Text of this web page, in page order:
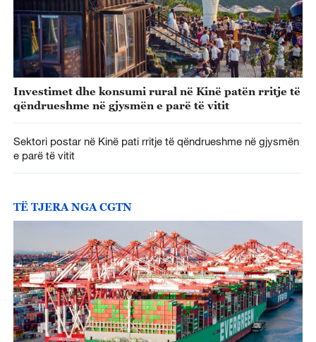
Investimet dhe konsumi rural në Kinë patën rritje të
qëndrueshme në gjysmën e parë të vitit
Sektori postar në Kinë pati rritje të qëndrueshme në gjysmën
e parë të vitit
TË TJERA NGA CGTN